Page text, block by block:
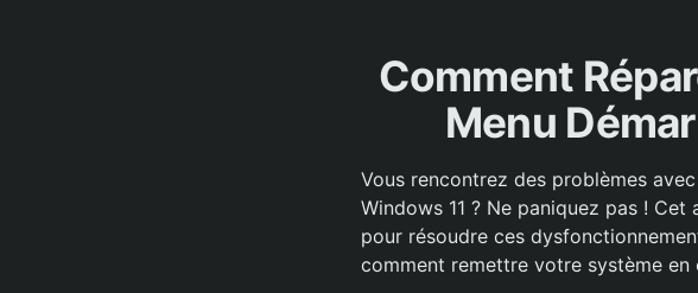
Comment
Menu
Vous rencontrez des problèmes
Windows 11 ? Ne paniquez pas !
pour résoudre ces
comment remettre votre système en